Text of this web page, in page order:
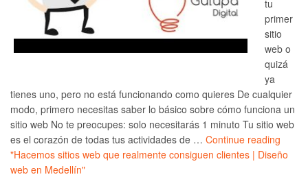
tu
primer
sitio
web o
quizá
ya
tienes uno, pero no está funcionando como quieres De cualquier
modo, primero necesitas saber lo básico sobre cómo funciona un
sitio web No te preocupes: solo necesitarás 1 minuto Tu sitio web
es el corazón de todas tus actividades de … Continue reading
"Hacemos sitios web que realmente consiguen clientes | Diseño
web en Medellín"